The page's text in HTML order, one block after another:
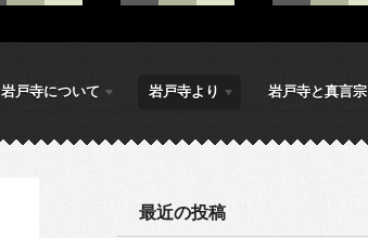
岩戸寺について 岩戸寺より 岩戸寺と真言宗
最近の投稿